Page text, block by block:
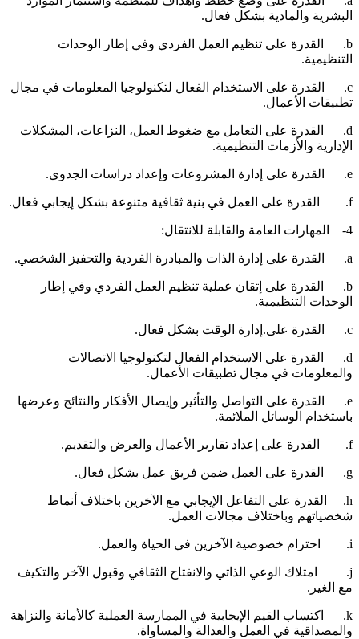
والمادية بشكل فعال.
b. القدرة على تنظيم العمل الفردي وفي إطار الوحدات
c. القدرة على الاستخدام الفعال لتكنولوجيا المعلومات في مجال
الأعمال.
d. القدرة على التعامل مع ضغوط العمل، النزاعات، المشكلات
والأزمات التنظيمية.
b. القدرة على إتقان عملية تنظيم العمل الفردي وفي إطار
التنظيمية.
d. القدرة على الاستخدام الفعال لتكنولوجيا الاتصالات
في مجال تطبيقات الأعمال.
e. القدرة على التواصل والتأثير وإيصال الأفكار والنتائج وعرضها
الوسائل الملائمة.
h. القدرة على التفاعل الإيجابي مع الآخرين باختلاف أنماط
وباختلاف مجالات العمل.
j. امتلاك الوعي الذاتي والانفتاح الثقافي وقبول الآخر والتكيف
الغير.
k. اكتساب القيم الإيجابية في الممارسة العملية كالأمانة والنزاهة
في العمل والعدالة والمساواة.